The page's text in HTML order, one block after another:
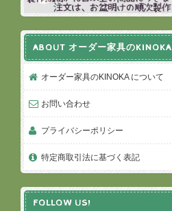
ABOUT オーダー家具のKINOKA
オーダー家具のKINOKA について
お問い合わせ
プライバシーポリシー
特定商取引法に基づく表記
FOLLOW US!